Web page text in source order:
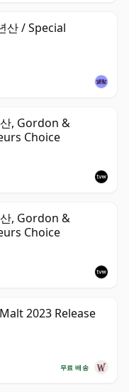
산 / Special
, Gordon &
Choice
, Gordon &
Choice
2023 Release
무료 배송